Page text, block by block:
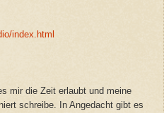
index.html
mir die Zeit erlaubt und meine
schreibe. In Angedacht gibt es